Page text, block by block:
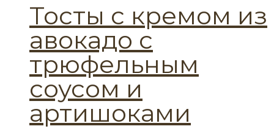
Тосты с кремом из
авокадо с
трюфельным
соусом и
артишоками